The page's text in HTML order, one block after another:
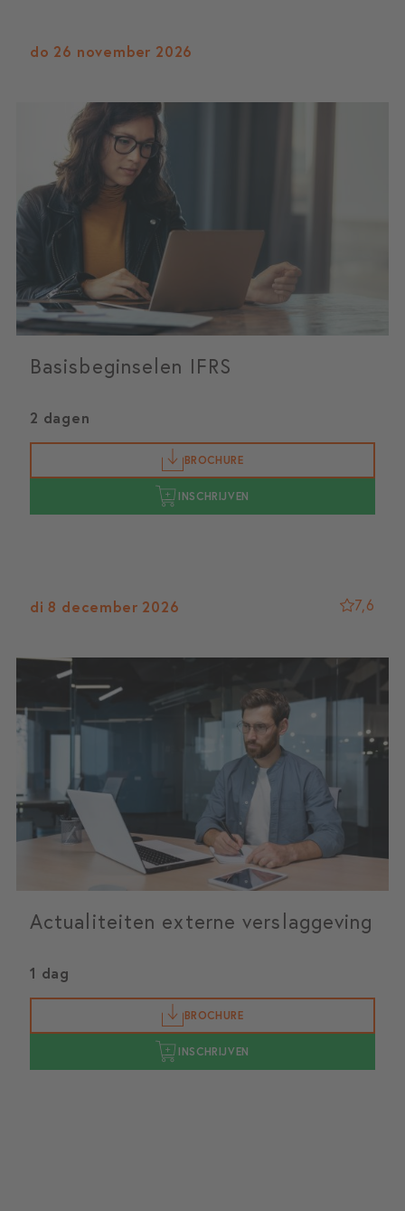
do 26 november 2026
Basisbeginselen IFRS
2 dagen
BROCHURE
INSCHRIJVEN
di 8 december 2026 7,6
Actualiteiten externe verslaggeving
1 dag
BROCHURE
INSCHRIJVEN